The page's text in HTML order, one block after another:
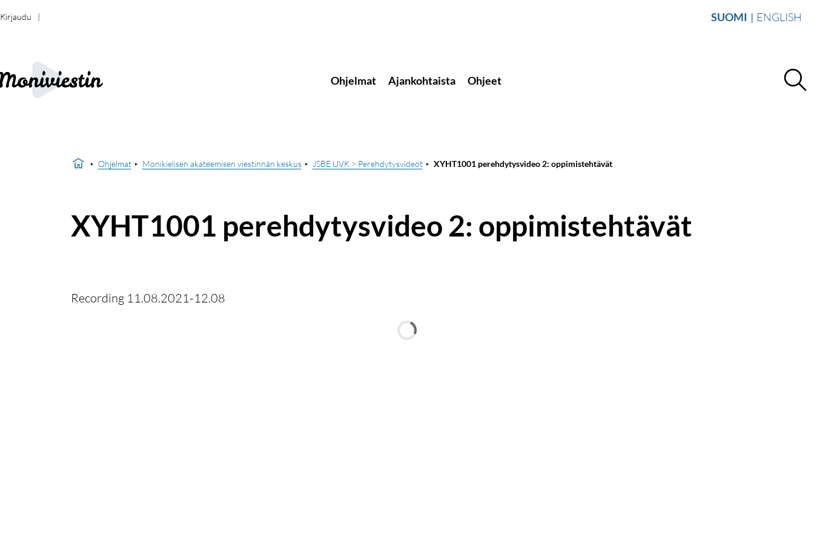
SUOMI ENGLISH
Kirjaudu
Ohjelmat Ajankohtaista Ohjeet
Ohjelmat Monikielisen akateemisen viestinnän keskus JSBE UVK > Perehdytysvideot XYHT1001 perehdytysvideo 2: oppimistehtävät
XYHT1001 perehdytysvideo 2: oppimistehtävät
Recording 11.08.2021-12.08